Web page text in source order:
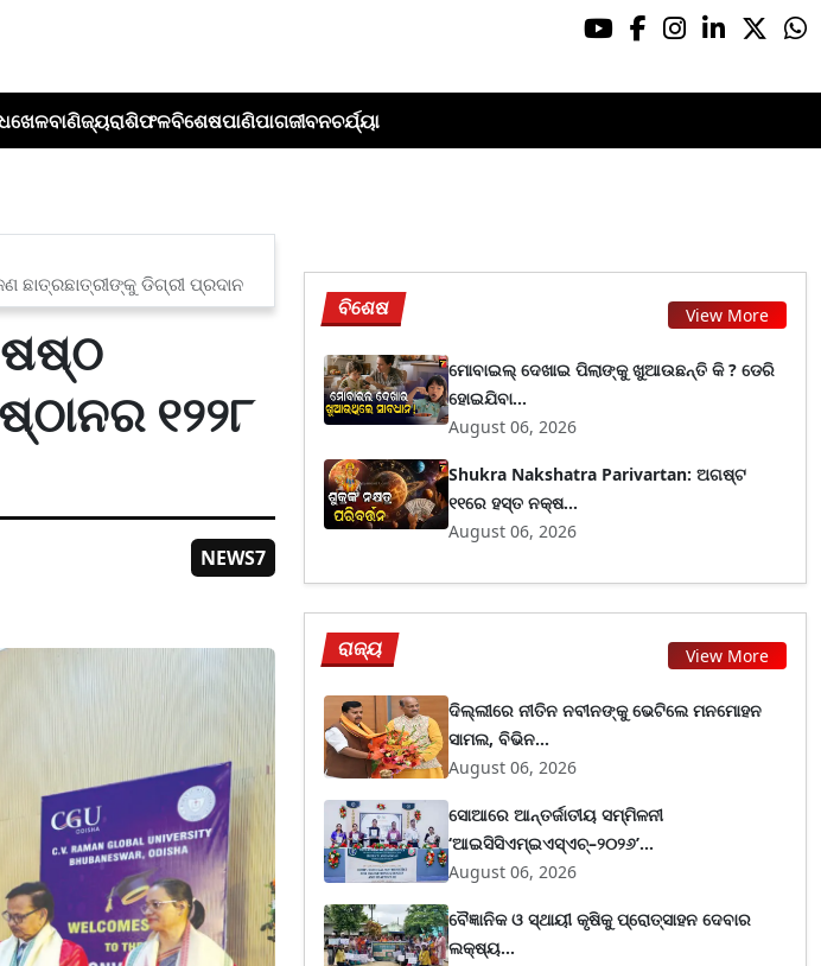
ଖେଳବାଣିଜ୍ୟରାଶିଫଳବିଶେଷପାଣିପାଗଜୀବନଚର୍ଯ୍ୟା
ଛାତ୍ରଛାତ୍ରୀଙ୍କୁ ଡିଗ୍ରୀ ପ୍ରଦାନ
୧୨୨୮
NEWS7
ବିଶେଷ View More
ମୋବାଇଲ୍ ଦେଖାଇ ପିଲାଙ୍କୁ ଖୁଆଉଛନ୍ତି କି ? ଡେରି
ହୋଇଯିବା...
August 06, 2026
Shukra Nakshatra Parivartan: ଅଗଷ୍ଟ
୧୧ରେ ହସ୍ତ ନକ୍ଷ...
August 06, 2026
ରାଜ୍ୟ View More
ଦିଲ୍ଲୀରେ ନୀତିନ ନବୀନଙ୍କୁ ଭେଟିଲେ ମନମୋହନ
ସାମଲ, ବିଭିନ...
August 06, 2026
ସୋଆରେ ଆନ୍ତର୍ଜାତୀୟ ସମ୍ମିଳନୀ
‘ଆଇସିସିଏମ୍ଇଏସ୍ଏଚ୍–୨୦୨୬’...
August 06, 2026
ବୈଜ୍ଞାନିକ ଓ ସ୍ଥାୟୀ କୃଷିକୁ ପ୍ରୋତ୍ସାହନ ଦେବାର
ଲକ୍ଷ୍ୟ...